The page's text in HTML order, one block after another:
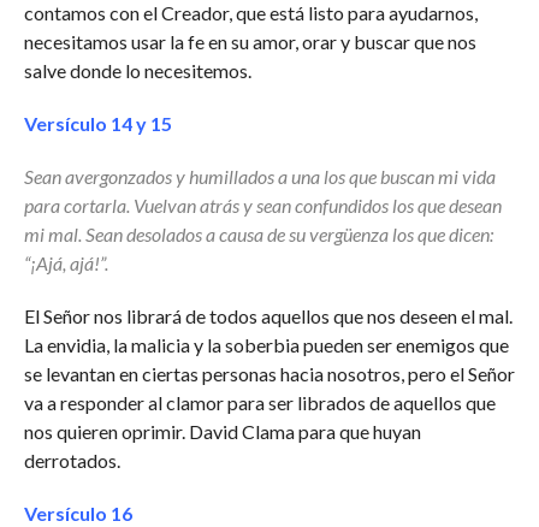
contamos con el Creador, que está listo para ayudarnos,
necesitamos usar la fe en su amor, orar y buscar que nos
salve donde lo necesitemos.
Versículo 14 y 15
Sean avergonzados y humillados a una los que buscan mi vida
para cortarla. Vuelvan atrás y sean confundidos los que desean
mi mal. Sean desolados a causa de su vergüenza los que dicen:
“¡Ajá, ajá!”.
El Señor nos librará de todos aquellos que nos deseen el mal.
La envidia, la malicia y la soberbia pueden ser enemigos que
se levantan en ciertas personas hacia nosotros, pero el Señor
va a responder al clamor para ser librados de aquellos que
nos quieren oprimir. David Clama para que huyan
derrotados.
Versículo 16